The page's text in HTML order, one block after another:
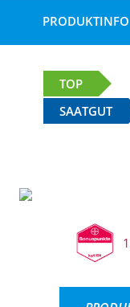
PRODUKTINFO
TOP
SAATGUT